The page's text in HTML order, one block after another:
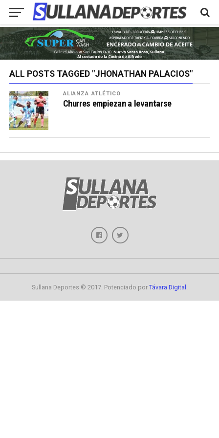
ALL POSTS TAGGED "JHONATHAN PALACIOS"
ALIANZA ATLÉTICO
Churres empiezan a levantarse
Sullana Deportes © 2017. Potenciado por Távara Digital .